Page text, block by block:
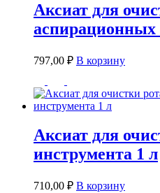
Аксиат для
аспирационных
797,00 ₽ В корзину
Аксиат для
инструмента 1 л
710,00 ₽ В корзину